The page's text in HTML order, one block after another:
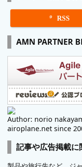
 RSS
AMN PARTNER
Author: norio
airoplane.net since
記事や広告掲載